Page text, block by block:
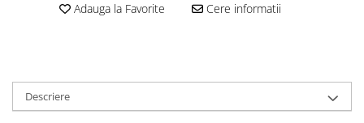
Adauga la Favorite Cere informatii
Descriere